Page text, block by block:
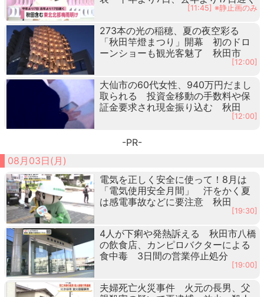
[11:45] ※静止画のみ
273本の光の稲穂、夏の夜空彩る
「秋田竿燈まつり」開幕 初のドロ
ーンショーも観光客魅了 秋田市
[12:00]
大仙市の60代女性、940万円だまし
取られる 投資金移動の手数料や保
証金要求され現金振り込む 秋田
[12:00]
-PR-
08月03日(月)
電気を正しく安全に使って！8月は
「電気使用安全月間」 汗をかく夏
は感電事故などに要注意 秋田
[19:30]
4人が下痢や発熱訴える 秋田市八橋
の飲食店、カンピロバクターによる
食中毒 3日間の営業停止処分
[19:00]
夫婦死亡火災事件 火元の長男、父